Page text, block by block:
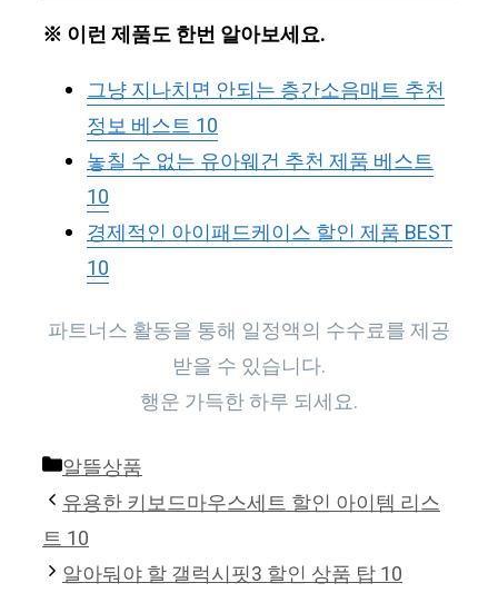
※ 이런 제품도 한번 알아보세요.
그냥 지나치면 안되는 층간소음매트 추천
정보 베스트 10
놓칠 수 없는 유아웨건 추천 제품 베스트
10
경제적인 아이패드케이스 할인 제품 BEST
10
파트너스 활동을 통해 일정액의 수수료를 제공
받을 수 있습니다.
행운 가득한 하루 되세요.
Categories
알뜰상품
유용한 키보드마우스세트 할인 아이템 리스
트 10
알아둬야 할 갤럭시핏3 할인 상품 탑 10